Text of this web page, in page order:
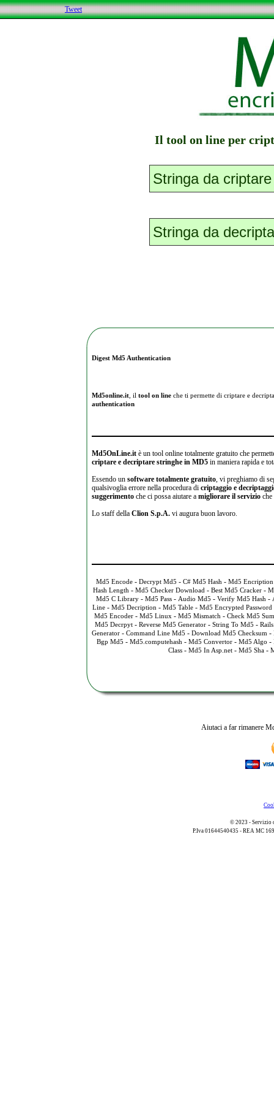
Tweet
Il tool on line per
Digest Md5 Authentication
Md5online.it, il tool on lineche ti permette di criptare e
authentication
Md5OnLine.itè un tool online totalmente gratuito che
criptare e decriptare stringhe in MD5in maniera rapida e
Essendo un software totalmente gratuito, vi preghiamo di
qualsivoglia errore nella procedura di criptaggio e
suggerimentoche ci possa aiutare a migliorare il servizioche
Lo staff della Clion S.p.A.vi augura buon lavoro.
Md5 Encode- Decrypt Md5 - C# Md5 Hash - Md5 Encription
Hash Length - Md5 Checker Download - Best Md5 Cracker -
Md5 C Library - Md5 Pass - Audio Md5 - Verify Md5 Hash -
Line- Md5 Decription - Md5 Table- Md5 Encrypted Password
Md5 Encoder- Md5 Linux - Md5 Mismatch - Check Md5 Sum
Md5 Decrpyt - Reverse Md5 Generator - String To Md5 -
Generator- Command Line Md5 - Download Md5 Checksum -
Bgp Md5 - Md5.computehash - Md5 Convertor - Md5 Algo -
Class- Md5 In Asp.net- Md5 Sha-
Aiutaci a far rimanere
© 2023 - Servizio
P.Iva 01644540435 - REA MC